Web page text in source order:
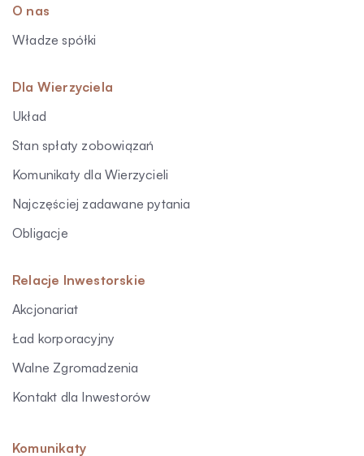
O nas
Władze spółki
Dla Wierzyciela
Układ
Stan spłaty zobowiązań
Komunikaty dla Wierzycieli
Najczęściej zadawane pytania
Obligacje
Relacje Inwestorskie
Akcjonariat
Ład korporacyjny
Walne Zgromadzenia
Kontakt dla Inwestorów
Komunikaty